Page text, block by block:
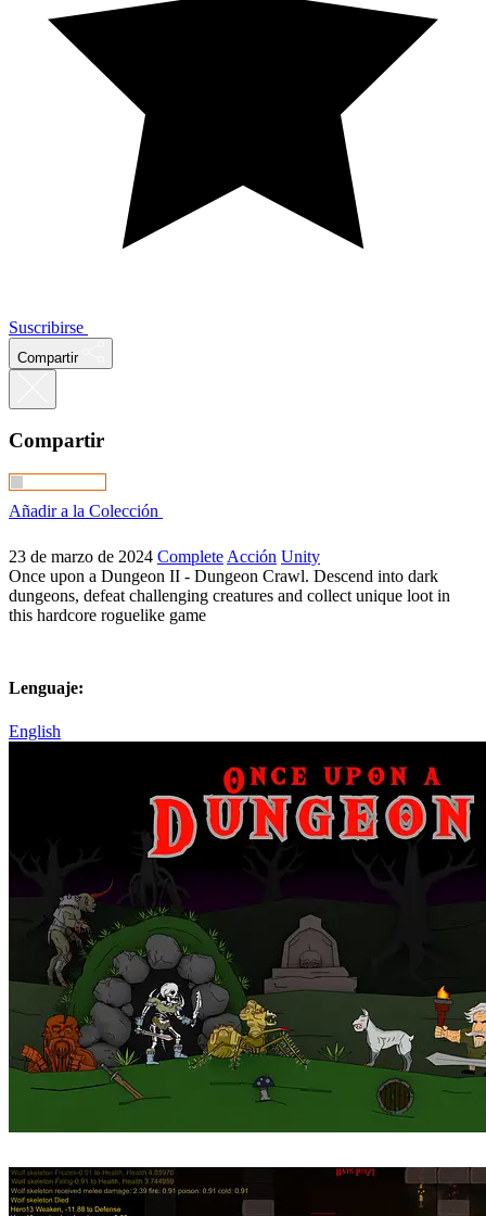
Suscribirse
Compartir
Compartir
Añadir a la Colección
23 de marzo de 2024 Complete Acción Unity
Once upon a Dungeon II - Dungeon Crawl. Descend into dark
dungeons, defeat challenging creatures and collect unique loot in
this hardcore roguelike game
Lenguaje:
English